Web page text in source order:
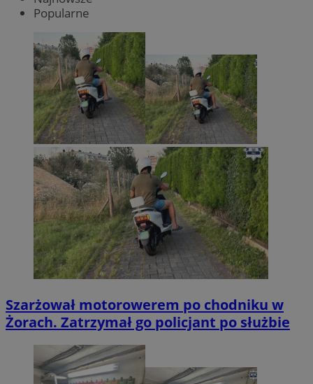
Popularne
Szarżował motorowerem po chodniku w
Żorach. Zatrzymał go policjant po służbie